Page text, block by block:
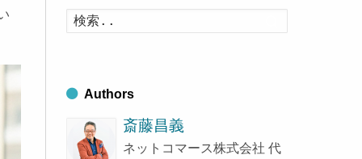
イ
ブ
索
Authors
斎藤昌義
ネットコマース株式会社 代